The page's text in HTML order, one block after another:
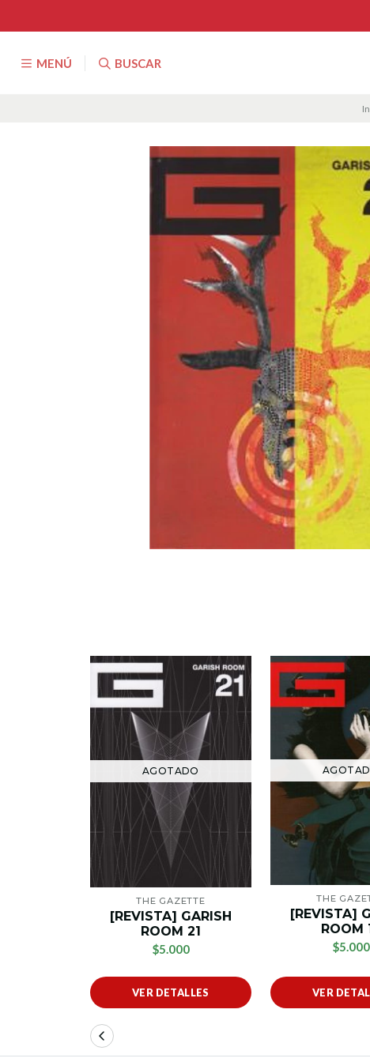
MENÚ BUSCAR
AGOTADO
THE GAZETTE
[REVISTA] GARISH
ROOM 21
$5.000
VER DETALLES
THE
[REVISTA]
ROOM
$5.000
VER